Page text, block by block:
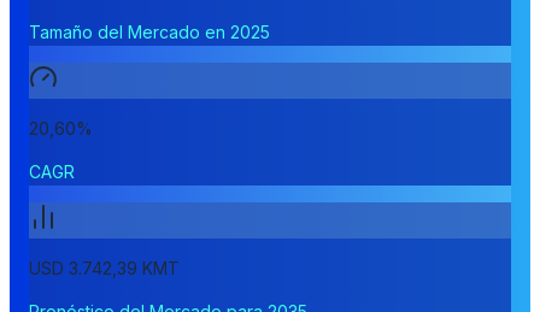
Tamaño del Mercado en 2025
20,60%
CAGR
USD 3.742,39 KMT